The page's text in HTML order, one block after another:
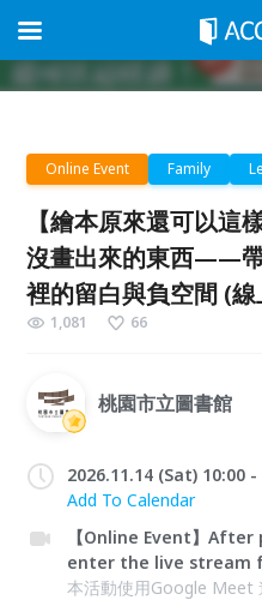
Online Event Family
【繪本原來還可以
沒畫出來的東西——
裡的留白與負空間 (
1,081 66
桃園市立圖書館
2026.11.14 (Sat) 10:00
Add To Calendar
【Online Event】
enter the live stream
本活動使用Google Meet